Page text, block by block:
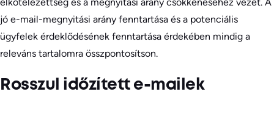
elkötelezettség és a megnyitási arány csökkenéséhez vezet. A
jó e-mail-megnyitási arány fenntartása és a potenciális
ügyfelek érdeklődésének fenntartása érdekében mindig a
releváns tartalomra összpontosítson.
Rosszul időzített e-mailek